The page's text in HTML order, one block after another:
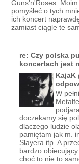
Guns'n'Roses.
pomyśleć o tych
ich koncert
zamiast ciągle te
re: Czy polska
koncertach jest
KajaK
W
doczekamy się
dlaczego ludzie
pamiętam jak m.
Slayera itp. A
bardzo
choć to nie to